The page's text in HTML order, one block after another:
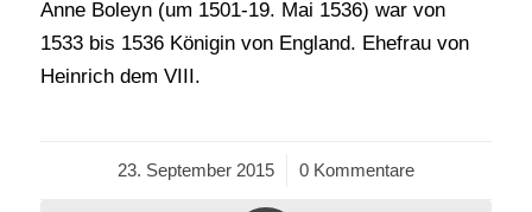
Anne Boleyn (um 1501-19. Mai 1536) war von
1533 bis 1536 Königin von England. Ehefrau von
Heinrich dem VIII.
23. September 2015
/ 0 Kommentare